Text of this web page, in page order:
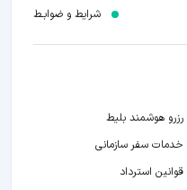
شرایط و ضوابـط
رزرو هوشمند بلیط
خدمات سفر سازمانی
قوانین استرداد